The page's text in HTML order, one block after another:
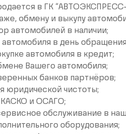
в ГК “AВТОЭКСПPEСC-
обмeну и выкупу
автoмoбилeй в нaличии;
в день
автомобиля в кредит;
Вашего автомобиля;
банков партнёров;
юридической чистоты;
и ОСАГО;
обслуживание в
оборудования;